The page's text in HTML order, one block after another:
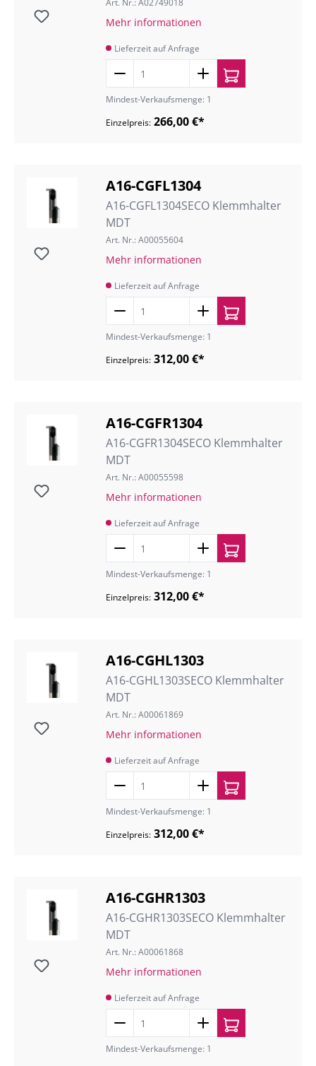
Art. Nr.: A02749018
Mehr informationen
Lieferzeit auf Anfrage
Mindest-Verkaufsmenge: 1
Einzelpreis: 266,00 €*
A16-CGFL1304
A16-CGFL1304SECO Klemmhalter
MDT
Art. Nr.: A00055604
Mehr informationen
Lieferzeit auf Anfrage
Mindest-Verkaufsmenge: 1
Einzelpreis: 312,00 €*
A16-CGFR1304
A16-CGFR1304SECO Klemmhalter
MDT
Art. Nr.: A00055598
Mehr informationen
Lieferzeit auf Anfrage
Mindest-Verkaufsmenge: 1
Einzelpreis: 312,00 €*
A16-CGHL1303
A16-CGHL1303SECO Klemmhalter
MDT
Art. Nr.: A00061869
Mehr informationen
Lieferzeit auf Anfrage
Mindest-Verkaufsmenge: 1
Einzelpreis: 312,00 €*
A16-CGHR1303
A16-CGHR1303SECO Klemmhalter
MDT
Art. Nr.: A00061868
Mehr informationen
Lieferzeit auf Anfrage
Mindest-Verkaufsmenge: 1